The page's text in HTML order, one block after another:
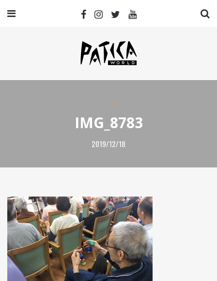
IMG_8783
2019/12/18